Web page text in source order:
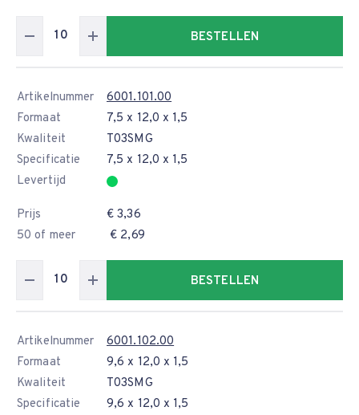
BESTELLEN
Artikelnummer
6001.101.00
Formaat
7,5 x 12,0 x 1,5
Kwaliteit
T03SMG
Specificatie
7,5 x 12,0 x 1,5
Levertijd
Prijs
€ 3,36
50 of meer
€ 2,69
BESTELLEN
Artikelnummer
6001.102.00
Formaat
9,6 x 12,0 x 1,5
Kwaliteit
T03SMG
Specificatie
9,6 x 12,0 x 1,5